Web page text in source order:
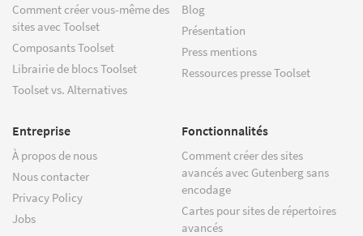
Comment créer vous-même des
sites avec Toolset
Composants Toolset
Librairie de blocs Toolset
Toolset vs. Alternatives
Blog
Présentation
Press mentions
Ressources presse Toolset
Entreprise
À propos de nous
Nous contacter
Privacy Policy
Jobs
Fonctionnalités
Comment créer des sites
avancés avec Gutenberg sans
encodage
Cartes pour sites de répertoires
avancés